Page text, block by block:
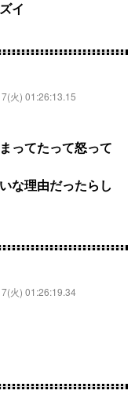
イ
火) 01:26:13.15
ってたって怒って
な理由だったらし
火) 01:26:19.34